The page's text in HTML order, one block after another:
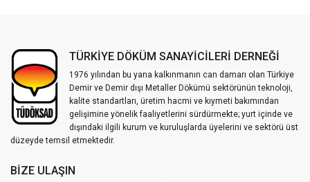
TÜRKİYE DÖKÜM SANAYİCİLERİ DERNEĞİ
1976 yılından bu yana kalkınmanın can damarı olan Türkiye
Demir ve Demir dışı Metaller Dökümü sektörünün teknoloji,
kalite standartları, üretim hacmi ve kıymeti bakımından
gelişimine yönelik faaliyetlerini sürdürmekte; yurt içinde ve
dışındaki ilgili kurum ve kuruluşlarda üyelerini ve sektörü üst
düzeyde temsil etmektedir.
BIZE ULAŞIN